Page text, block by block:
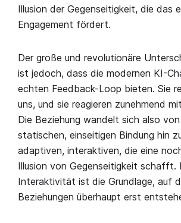
Illusion der Gegenseitigkeit, die das
Engagement fördert.
Der große und revolutionäre
ist jedoch, dass die modernen KI-
echten Feedback-Loop bieten. Sie
uns, und sie reagieren zunehmend
Die Beziehung wandelt sich also
statischen, einseitigen Bindung hin
adaptiven, interaktiven, die eine
Illusion von Gegenseitigkeit schafft.
Interaktivität ist die Grundlage, auf
Beziehungen überhaupt erst